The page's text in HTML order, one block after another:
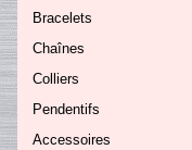
Bracelets
Chaînes
Colliers
Pendentifs
Accessoires